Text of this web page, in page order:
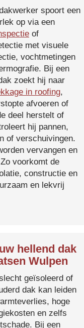
spoort een
op via een
of
met visuele
vochtmetingen
Bij een
zoekt hij naar
in roofing,
afvoeren of
deel herstelt of
hij pannen,
of verschuivingen.
vervangen en
voorkomt de
constructie en
en lekvrij
hellend dak
Wulpen
geïsoleerd of
dak kan leiden
hoge
en zelfs
Bij een